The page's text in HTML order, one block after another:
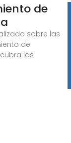
de
sobre las
de
las